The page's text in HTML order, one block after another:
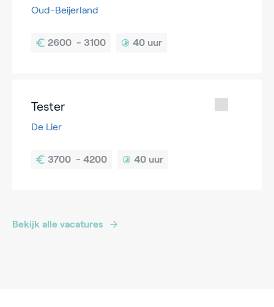
Oud-Beijerland
40 uur
Tester
De Lier
40 uur
Bekijk alle vacatures